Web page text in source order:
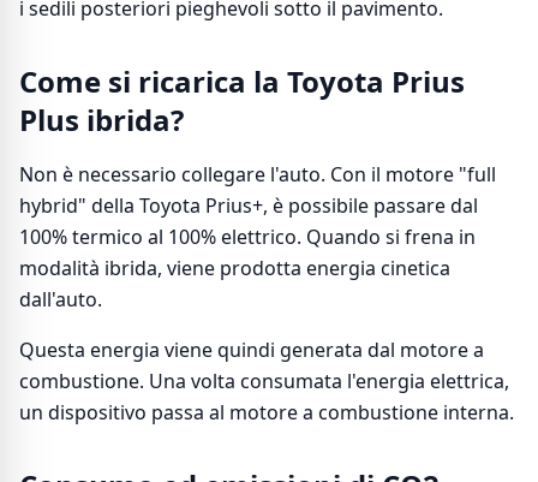
i sedili posteriori pieghevoli sotto il pavimento.
Come si ricarica la Toyota Prius
Plus ibrida?
Non è necessario collegare l'auto. Con il motore "full
hybrid" della Toyota Prius+, è possibile passare dal
100% termico al 100% elettrico. Quando si frena in
modalità ibrida, viene prodotta energia cinetica
dall'auto.
Questa energia viene quindi generata dal motore a
combustione. Una volta consumata l'energia elettrica,
un dispositivo passa al motore a combustione interna.